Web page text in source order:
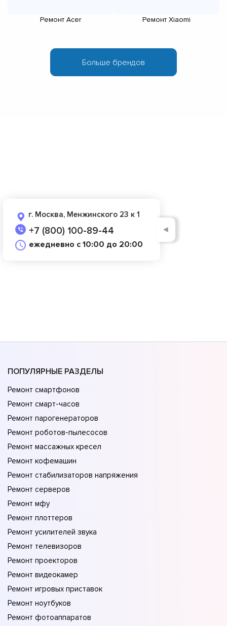
Ремонт Acer Ремонт Xiaomi
г. Москва, Менжинского 23 к 1
+7 (800) 100-89-44
ежедневно с 10:00 до 20:00
◄
ПОПУЛЯРНЫЕ РАЗДЕЛЫ
Ремонт смартфонов
Ремонт смарт-часов
Ремонт парогенераторов
Ремонт роботов-пылесосов
Ремонт массажных кресел
Ремонт кофемашин
Ремонт стабилизаторов напряжения
Ремонт серверов
Ремонт мфу
Ремонт плоттеров
Ремонт усилителей звука
Ремонт телевизоров
Ремонт проекторов
Ремонт видеокамер
Ремонт игровых приставок
Ремонт ноутбуков
Ремонт фотоаппаратов